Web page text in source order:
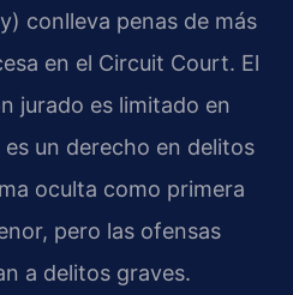
conlleva penas de más
en el Circuit Court. El
jurado es limitado en
un derecho en delitos
oculta como primera
pero las ofensas
a delitos graves.